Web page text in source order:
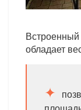
обладает